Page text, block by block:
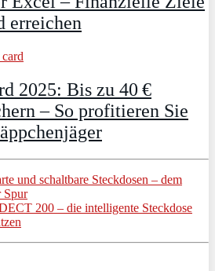
erreichen
2025: Bis zu 40 €
– So profitieren Sie
und schaltbare Steckdosen – dem
Spur
200 – die intelligente Steckdose